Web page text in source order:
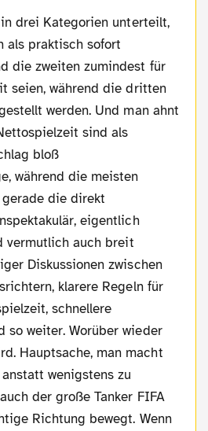
als praktisch sofort
die zweiten zumindest für
seien, während die dritten
werden. Und man ahnt
sind als
bloß
während die meisten
gerade die direkt
eigentlich
vermutlich auch breit
Diskussionen zwischen
klarere Regeln für
schnellere
so weiter. Worüber wieder
Hauptsache, man macht
wenigstens zu
der große Tanker FIFA
Richtung bewegt. Wenn